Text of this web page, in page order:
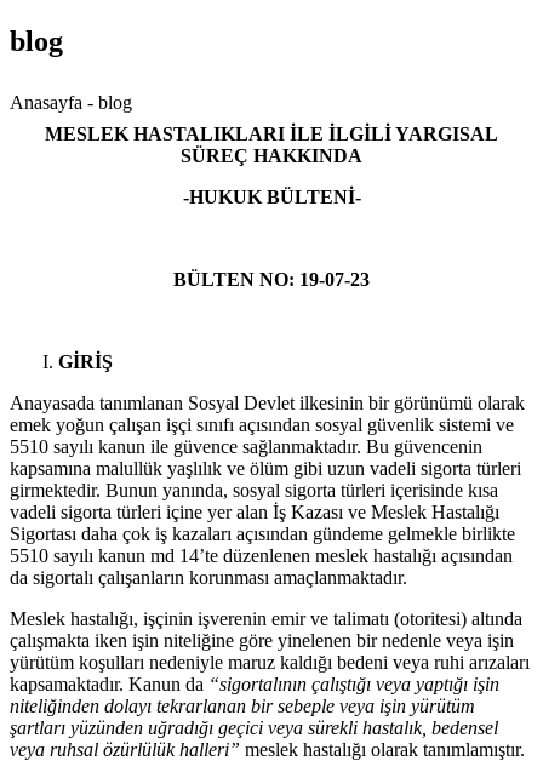
blog
Anasayfa - blog
MESLEK HASTALIKLARI İLE İLGİLİ YARGISAL
SÜREÇ HAKKINDA
-HUKUK BÜLTENİ-
BÜLTEN NO: 19-07-23
GİRİŞ
Anayasada tanımlanan Sosyal Devlet ilkesinin bir görünümü olarak
emek yoğun çalışan işçi sınıfı açısından sosyal güvenlik sistemi ve
5510 sayılı kanun ile güvence sağlanmaktadır. Bu güvencenin
kapsamına malullük yaşlılık ve ölüm gibi uzun vadeli sigorta türleri
girmektedir. Bunun yanında, sosyal sigorta türleri içerisinde kısa
vadeli sigorta türleri içine yer alan İş Kazası ve Meslek Hastalığı
Sigortası daha çok iş kazaları açısından gündeme gelmekle birlikte
5510 sayılı kanun md 14’te düzenlenen meslek hastalığı açısından
da sigortalı çalışanların korunması amaçlanmaktadır.
Meslek hastalığı, işçinin işverenin emir ve talimatı (otoritesi) altında
çalışmakta iken işin niteliğine göre yinelenen bir nedenle veya işin
yürütüm koşulları nedeniyle maruz kaldığı bedeni veya ruhi arızaları
kapsamaktadır. Kanun da “sigortalının çalıştığı veya yaptığı işin
niteliğinden dolayı tekrarlanan bir sebeple veya işin yürütüm
şartları yüzünden uğradığı geçici veya sürekli hastalık, bedensel
veya ruhsal özürlülük halleri” meslek hastalığı olarak tanımlamıştır.